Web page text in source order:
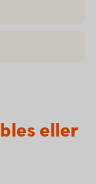
eller